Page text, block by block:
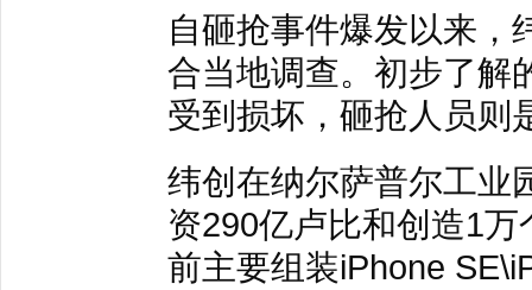
自砸抢事件爆发以来，
合当地调查。初步了解
受到损坏，砸抢人员则
纬创在纳尔萨普尔工业
资290亿卢比和创造1
前主要组装iPhone